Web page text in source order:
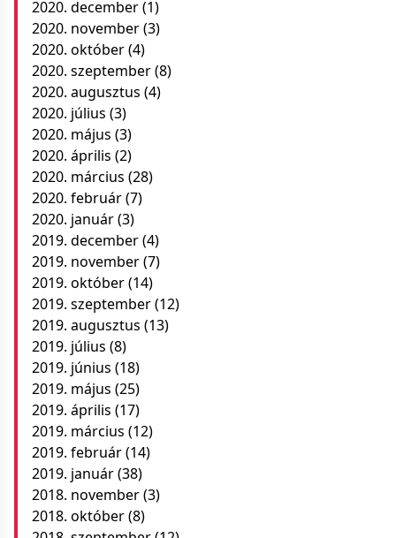
2020. december(1)
2020. november(3)
2020. október(4)
2020. szeptember(8)
2020. augusztus (4)
2020. július (3)
2020. május (3)
2020. április (2)
2020. március (28)
2020. február(7)
2020. január(3)
2019. december(4)
2019. november(7)
2019. október(14)
2019. szeptember(12)
2019. augusztus (13)
2019. július (8)
2019. június (18)
2019. május (25)
2019. április (17)
2019. március (12)
2019. február(14)
2019. január(38)
2018. november(3)
2018. október(8)